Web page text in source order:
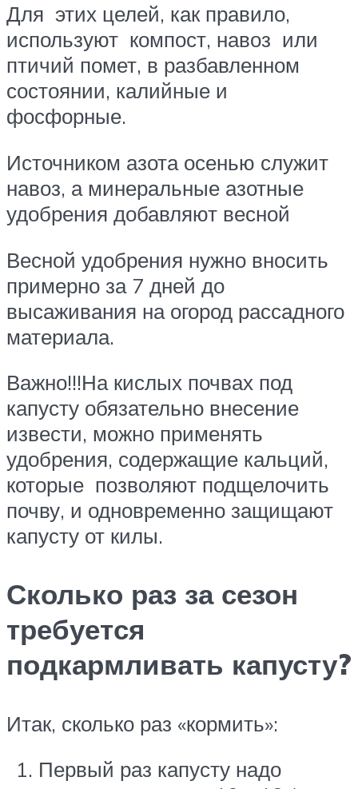
Для этих целей, как правило,
используют компост, навоз или
птичий помет, в разбавленном
состоянии, калийные и
фосфорные.
Источником азота осенью служит
навоз, а минеральные азотные
удобрения добавляют весной
Весной удобрения нужно вносить
примерно за 7 дней до
высаживания на огород рассадного
материала.
Важно!!!На кислых почвах под
капусту обязательно внесение
извести, можно применять
удобрения, содержащие кальций,
которые позволяют подщелочить
почву, и одновременно защищают
капусту от килы.
Сколько раз за сезон
требуется
подкармливать капусту?
Итак, сколько раз «кормить»:
Первый раз капусту надо